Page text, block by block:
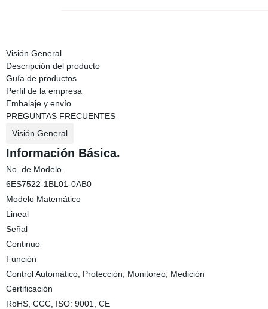
Visión General
Descripción del producto
Guía de productos
Perfil de la empresa
Embalaje y envío
PREGUNTAS FRECUENTES
Visión General
Información Básica.
No. de Modelo.
6ES7522-1BL01-0AB0
Modelo Matemático
Lineal
Señal
Continuo
Función
Control Automático, Protección, Monitoreo, Medición
Certificación
RoHS, CCC, ISO: 9001, CE